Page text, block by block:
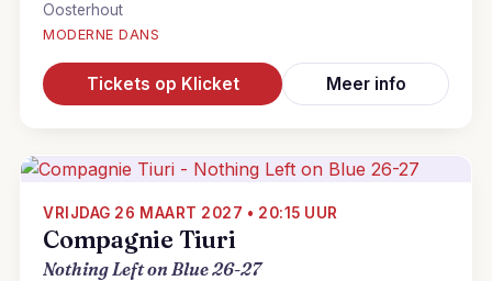
Oosterhout
MODERNE DANS
Tickets op Klicket Meer info
VRIJDAG 26 MAART 2027 • 20:15 UUR
Compagnie Tiuri
Nothing Left on Blue 26-27